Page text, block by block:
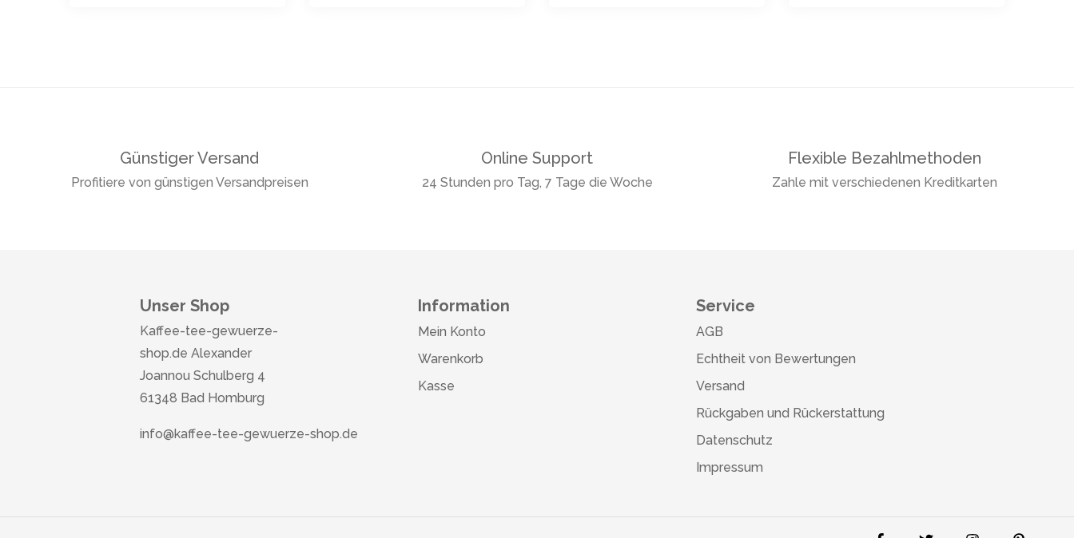
Günstiger Versand
Profitiere von günstigen Versandpreisen
Online Support
24 Stunden pro Tag, 7 Tage die Woche
Flexible Bezahlmethoden
Zahle mit verschiedenen Kreditkarten
Unser Shop
Kaffee-tee-gewuerze-
shop.de Alexander
Joannou Schulberg 4
61348 Bad Homburg
info@kaffee-tee-gewuerze-shop.de
Information
Mein Konto
Warenkorb
Kasse
Service
AGB
Echtheit von Bewertungen
Versand
Rückgaben und Rückerstattung
Datenschutz
Impressum